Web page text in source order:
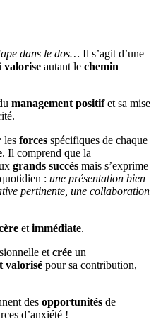
dans le dos… Il s’agit d’une
valorise autant le chemin
management positifet sa mise
les forces spécifiques de chaque
. Il comprend que la
grands succès mais s’exprime
: une présentation bien
pertinente, une collaboration
et immédiate.
et crée un
valorisé pour sa contribution,
des opportunités de
d’anxiété !